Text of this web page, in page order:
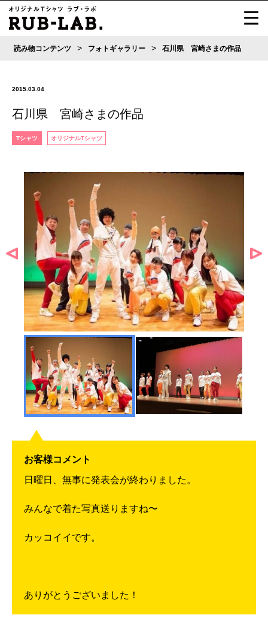
読み物コンテンツ > フォトギャラリー > 石川県 宮崎さまの作品
2015.03.04
石川県 宮崎さまの作品
Tシャツ オリジナルTシャツ
お客様コメント
日曜日、無事に発表会が終わりました。
みんなで着た写真送りますね〜
カッコイイです。
ありがとうございました！